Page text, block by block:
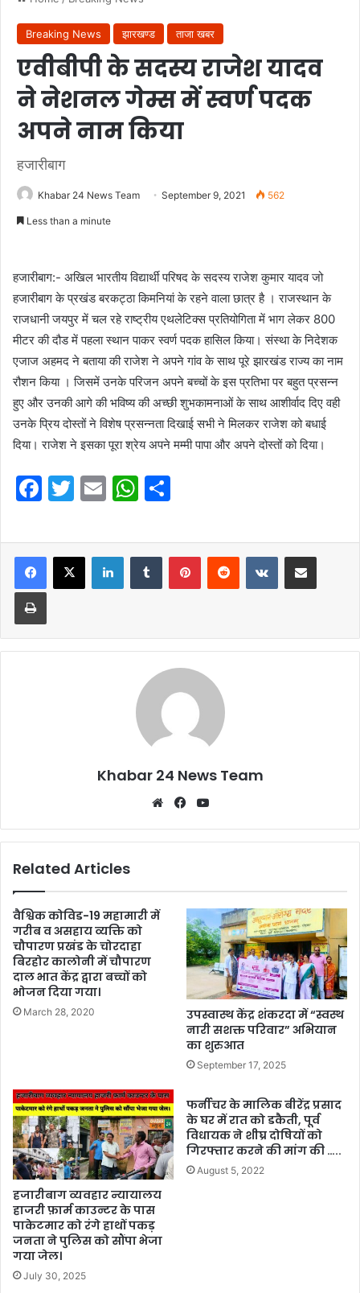
Breaking News झारखण्ड ताजा खबर
एवीबीपी के सदस्य राजेश यादव
ने नेशनल गेम्स में स्वर्ण पदक
अपने नाम किया
हजारीबाग
Khabar 24 News Team September 9, 2021 562
Less than a minute
हजारीबाग:- अखिल भारतीय विद्यार्थी परिषद के सदस्य राजेश कुमार यादव जो
हजारीबाग के प्रखंड बरकट्ठा किमनियां के रहने वाला छात्र है । राजस्थान के
राजधानी जयपुर में चल रहे राष्ट्रीय एथलेटिक्स प्रतियोगिता में भाग लेकर 800
मीटर की दौड में पहला स्थान पाकर स्वर्ण पदक हासिल किया। संस्था के निदेशक
एजाज अहमद ने बताया की राजेश ने अपने गांव के साथ पूरे झारखंड राज्य का नाम
रौशन किया । जिसमें उनके परिजन अपने बच्चों के इस प्रतिभा पर बहुत प्रसन्न
हुए और उनकी आगे की भविष्य की अच्छी शुभकामनाओं के साथ आशीर्वाद दिए वही
उनके प्रिय दोस्तों ने विशेष प्रसन्नता दिखाई सभी ने मिलकर राजेश को बधाई
दिया। राजेश ने इसका पूरा श्रेय अपने मम्मी पापा और अपने दोस्तों को दिया।
F
c
e
b
o
o
T
itt
er
E
ai
l
W
at
s
A
p
ar
e
LinkedInTumblr PinterestReddit VKontakteShare via Email
Print
Khabar 24 News Team
WebsiteFacebook
Related Articles
वैश्विक कोविड-19 महामारी में
गरीब व असहाय व्यक्ति को
चौपारण प्रखंड के चोरदाहा
बिरहोर कालोनी में चौपारण
दाल भात केंद्र द्वारा बच्चों को
भोजन दिया गया।
March 28, 2020
उपस्वास्थ केंद्र शंकरदा में “स्वस्थ
नारी सशक्त परिवार” अभियान
का शुरुआत
September 17, 2025
हजारीबाग व्यवहार न्यायालय
हाजरी फ़ार्म काउन्टर के पास
पाकेटमार को रंगे हाथों पकड़
जनता ने पुलिस को सौंपा भेजा
गया जेल।
July 30, 2025
फर्नीचर के मालिक बीरेंद्र प्रसाद
के घर में रात को डकैती, पूर्व
विधायक ने शीघ्र दोषियों को
गिरफ्तार करने की मांग की …..
August 5, 2022